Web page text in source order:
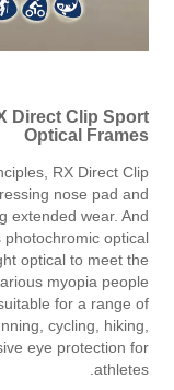
Direct Clip Sport
Optical Frames
RX Direct Clip
nose pad and
extended wear. And
optical
optical to meet the
myopia people.
for a range of
cycling, hiking,
eye protection for
athletes.